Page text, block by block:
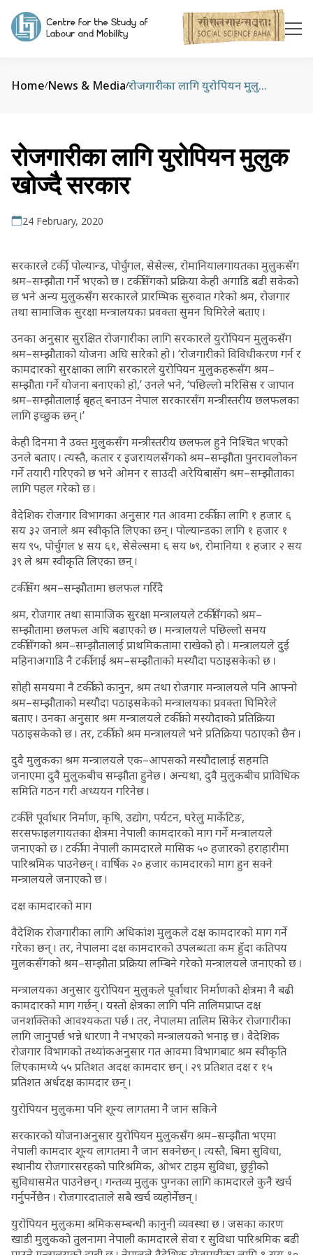
Home/News & Media/ रोजगारीका लागि युरोपियन मुलुक खोज्दै सरकार
रोजगारीका लागि युरोपियन मुलुक
खोज्दै सरकार
24 February, 2020
सरकारले टर्की, पोल्यान्ड, पोर्चुगल, सेसेल्स, रोमानियालगायतका मुलुकसँग
श्रम–सम्झौता गर्ने भएको छ । टर्कीसँगको प्रक्रिया केही अगाडि बढी सकेको
छ भने अन्य मुलुकसँग सरकारले प्रारम्भिक सुरुवात गरेको श्रम, रोजगार
तथा सामाजिक सुरक्षा मन्त्रालयका प्रवक्ता सुमन घिमिरेले बताए ।
उनका अनुसार सुरक्षित रोजगारीका लागि सरकारले युरोपियन मुलुकसँग
श्रम–सम्झौताको योजना अघि सारेको हो । ‘रोजगारीको विविधीकरण गर्न र
कामदारको सुरक्षाका लागि सरकारले युरोपियन मुलुकहरूसँग श्रम–
सम्झौता गर्ने योजना बनाएको हो,’ उनले भने, ‘पछिल्लो मरिसिस र जापान
श्रम–सम्झौतालाई बृहत् बनाउन नेपाल सरकारसँग मन्त्रीस्तरीय छलफलका
लागि इच्छुक छन् ।’
केही दिनमा नै उक्त मुलुकसँग मन्त्रीस्तरीय छलफल हुने निश्चित भएको
उनले बताए । त्यस्तै, कतार र इजरायलसँगको श्रम–सम्झौता पुनरावलोकन
गर्ने तयारी गरिएको छ भने ओमन र साउदी अरेयिबासँग श्रम–सम्झौताका
लागि पहल गरेको छ ।
वैदेशिक रोजगार विभागका अनुसार गत आवमा टर्कीका लागि १ हजार ६
सय ३२ जनाले श्रम स्वीकृति लिएका छन् । पोल्यान्डका लागि १ हजार १
सय ९५, पोर्चुगल ४ सय ६१, सेसेल्समा ६ सय ७९, रोमानिया १ हजार २ सय
३९ ले श्रम स्वीकृति लिएका छन् ।
टर्कीसँग श्रम–सम्झौतामा छलफल गरिँदै
श्रम, रोजगार तथा सामाजिक सुरक्षा मन्त्रालयले टर्कीसँगको श्रम–
सम्झौतामा छलफल अघि बढाएको छ । मन्त्रालयले पछिल्लो समय
टर्कीसँगको श्रम–सम्झौतालाई प्राथमिकतामा राखेको हो । मन्त्रालयले दुई
महिनाअगाडि नै टर्कीलाई श्रम–सम्झौताको मस्यौदा पठाइसकेको छ ।
सोही समयमा नै टर्कीको कानुन, श्रम तथा रोजगार मन्त्रालयले पनि आफ्नो
श्रम–सम्झौताको मस्यौदा पठाइसकेको मन्त्रालयका प्रवक्ता घिमिरेले
बताए । उनका अनुसार श्रम मन्त्रालयले टर्कीको मस्यौदाको प्रतिक्रिया
पठाइसकेको छ । तर, टर्कीको श्रम मन्त्रालयले भने प्रतिक्रिया पठाएको छैन ।
दुवै मुलुकका श्रम मन्त्रालयले एक–आपसको मस्यौदालाई सहमति
जनाएमा दुवै मुलुकबीच सम्झौता हुनेछ । अन्यथा, दुवै मुलुकबीच प्राविधिक
समिति गठन गरी अध्ययन गरिनेछ ।
टर्कीले पूर्वाधार निर्माण, कृषि, उद्योग, पर्यटन, घरेलु मार्केटिङ,
सरसफाइलगायतका क्षेत्रमा नेपाली कामदारको माग गर्ने मन्त्रालयले
जनाएको छ । टर्कीमा नेपाली कामदारले मासिक ५० हजारको हराहारीमा
पारिश्रमिक पाउनेछन् । वार्षिक २० हजार कामदारको माग हुन सक्ने
मन्त्रालयले जनाएको छ ।
दक्ष कामदारको माग
वैदेशिक रोजगारीका लागि अधिकांश मुलुकले दक्ष कामदारको माग गर्ने
गरेका छन् । तर, नेपालमा दक्ष कामदारको उपलब्धता कम हुँदा कतिपय
मुलकसँगको श्रम–सम्झौता प्रक्रिया लम्बिने गरेको मन्त्रालयले जनाएको छ ।
मन्त्रालयका अनुसार युरोपियन मुलुकले पूर्वाधार निर्माणको क्षेत्रमा नै बढी
कामदारको माग गर्छन् । यस्तो क्षेत्रका लागि पनि तालिमप्राप्त दक्ष
जनशक्तिको आवश्यकता पर्छ । तर, नेपालमा तालिम सिकेर रोजगारीका
लागि जानुपर्छ भन्ने धारणा नै नभएको मन्त्रालयको भनाइ छ । वैदेशिक
रोजगार विभागको तथ्यांकअनुसार गत आवमा विभागबाट श्रम स्वीकृति
लिएकामध्ये ५५ प्रतिशत अदक्ष कामदार छन् । २९ प्रतिशत दक्ष र १५
प्रतिशत अर्धदक्ष कामदार छन् ।
युरोपियन मुलुकमा पनि शून्य लागतमा नै जान सकिने
सरकारको योजनाअनुसार युरोपियन मुलुकसँग श्रम–सम्झौता भएमा
नेपाली कामदार शून्य लागतमा नै जान सक्नेछन् । त्यस्तै, बिमा सुविधा,
स्थानीय रोजगारसरहको पारिश्रमिक, ओभर टाइम सुविधा, छुट्टीको
सुविधासमेत पाउनेछन् । गन्तव्य मुलुक पुग्नका लागि कामदारले कुनै खर्च
गर्नुपर्नेछैन । रोजगारदाताले सबै खर्च व्यहोर्नेछन् ।
युरोपियन मुलुकमा श्रमिकसम्बन्धी कानुनी व्यवस्था छ । जसका कारण
खाडी मुलुकको तुलनामा नेपाली कामदारले सेवा र सुविधा पारिश्रमिक बढी